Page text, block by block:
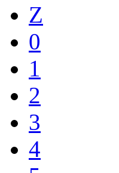
Z
0
1
2
3
4